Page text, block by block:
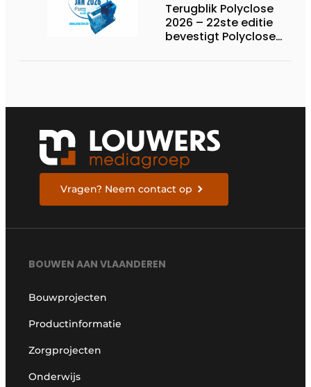
Terugblik Polyclose
2026 – 22ste editie
bevestigt Polyclose
Vragen? Neem contact op
BOUWEN AAN VLAANDEREN
Bouwprojecten
Productinformatie
Zorgprojecten
Onderwijs